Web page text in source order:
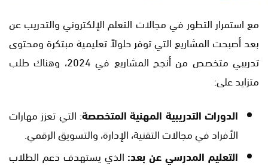
مع استمرار التطور في مجالات التعلم الإلكتروني والتدريب عن
بعد أصبحت المشاريع التي توفر حلولاً تعليمية مبتكرة ومحتوى
تدريبي متخصص من أنجح المشاريع في 2024، وهناك طلب
متزايد على:
الدورات التدريبية المهنية المتخصصة: التي تعزز مهارات
الأفراد في مجالات التقنية، الإدارة، والتسويق الرقمي.
التعليم المدرسي عن بعد: الذي يستهدف دعم الطلاب